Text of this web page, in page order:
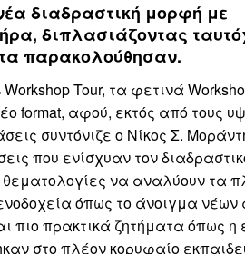
διαδραστική μορφή με
διπλασιάζοντας
παρακολούθησαν.
Tour, τα φετινά
format, αφού, εκτός από τους
συντόνιζε ο Νίκος Σ.
που ενίσχυαν τον
θεματολογίες να αναλύουν τα
όπως το άνοιγμα νέων
πιο πρακτικά ζητήματα όπως η
στο πλέον κορυφαίο